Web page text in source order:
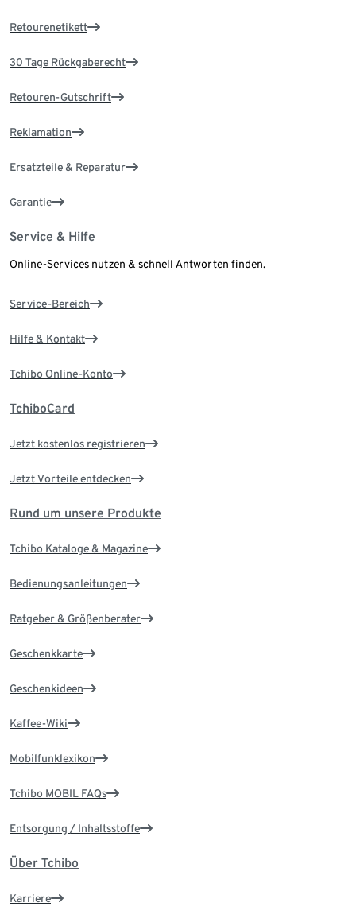
Retourenetikett
30 Tage Rückgaberecht
Retouren-Gutschrift
Reklamation
Ersatzteile & Reparatur
Garantie
Service & Hilfe
Online-Services nutzen & schnell Antworten finden.
Service-Bereich
Hilfe & Kontakt
Tchibo Online-Konto
TchiboCard
Jetzt kostenlos registrieren
Jetzt Vorteile entdecken
Rund um unsere Produkte
Tchibo Kataloge & Magazine
Bedienungsanleitungen
Ratgeber & Größenberater
Geschenkkarte
Geschenkideen
Kaffee-Wiki
Mobilfunklexikon
Tchibo MOBIL FAQs
Entsorgung / Inhaltsstoffe
Über Tchibo
Karriere